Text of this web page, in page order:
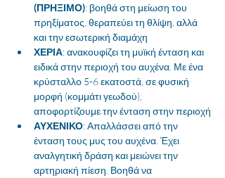
(ΠΡΗΞΙΜΟ): βοηθά στη μείωση του
πρηξίματος, θεραπεύει τη θλίψη, αλλά
και την εσωτερική διαμάχη
ΧΕΡΙΑ: ανακουφίζει τη μυϊκή ένταση και
ειδικά στην περιοχή του αυχένα. Με ένα
κρύσταλλο 5-6 εκατοστά, σε φυσική
μορφή (κομμάτι γεωδού),
αποφορτίζουμε την ένταση στην περιοχή
ΑΥΧΕΝΙΚΟ: Απαλλάσσει από την
ένταση τους μυς του αυχένα. Έχει
αναλγητική δράση και μειώνει την
αρτηριακή πίεση. Βοηθά να